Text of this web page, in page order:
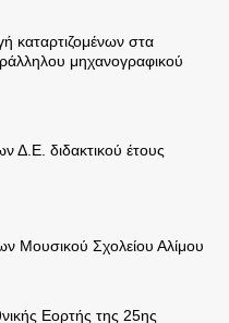
σε πολιτικά
Επιδομάτων
καταρτιζομένων στα
μηχανογραφικού
Δ.Ε. διδακτικού έτους
Μουσικού Σχολείου Αλίμου
Εορτής της 25ης